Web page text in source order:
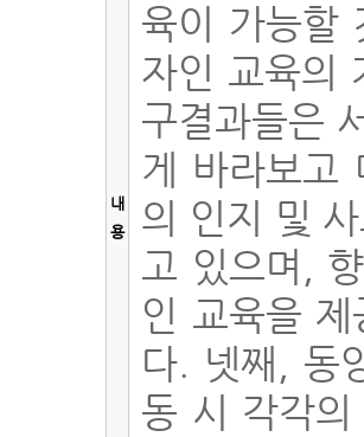
내
용
육이 가능할
자인 교육의
구결과들은
게 바라보고
의 인지 및
고 있으며,
인 교육을
다. 넷째, 동
동 시 각각